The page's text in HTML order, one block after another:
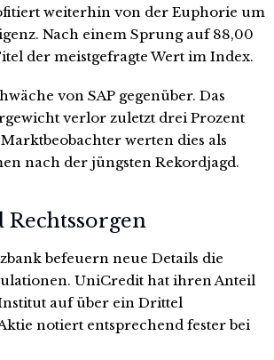
weiterhin von der Euphorie um
Nach einem Sprung auf 88,00
der meistgefragte Wert im Index.
von SAP gegenüber. Das
verlor zuletzt drei Prozent
werten dies als
nach der jüngsten Rekordjagd.
Rechtssorgen
befeuern neue Details die
UniCredit hat ihren Anteil
auf über ein Drittel
notiert entsprechend fester bei